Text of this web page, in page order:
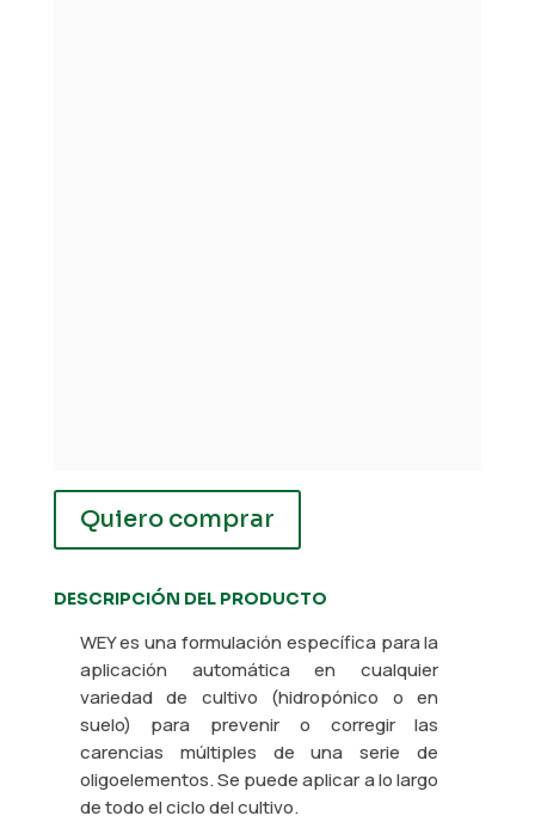
Quiero comprar
DESCRIPCIÓN DEL PRODUCTO
WEY es una formulación específica para la
aplicación automática en cualquier
variedad de cultivo (hidropónico o en
suelo) para prevenir o corregir las
carencias múltiples de una serie de
oligoelementos. Se puede aplicar a lo largo
de todo el ciclo del cultivo.